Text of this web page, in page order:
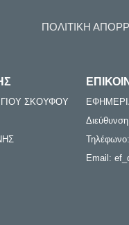
ΠΟΛΙΤΙΚΗ
ΣΚΟΥΦΟΥ
Email: